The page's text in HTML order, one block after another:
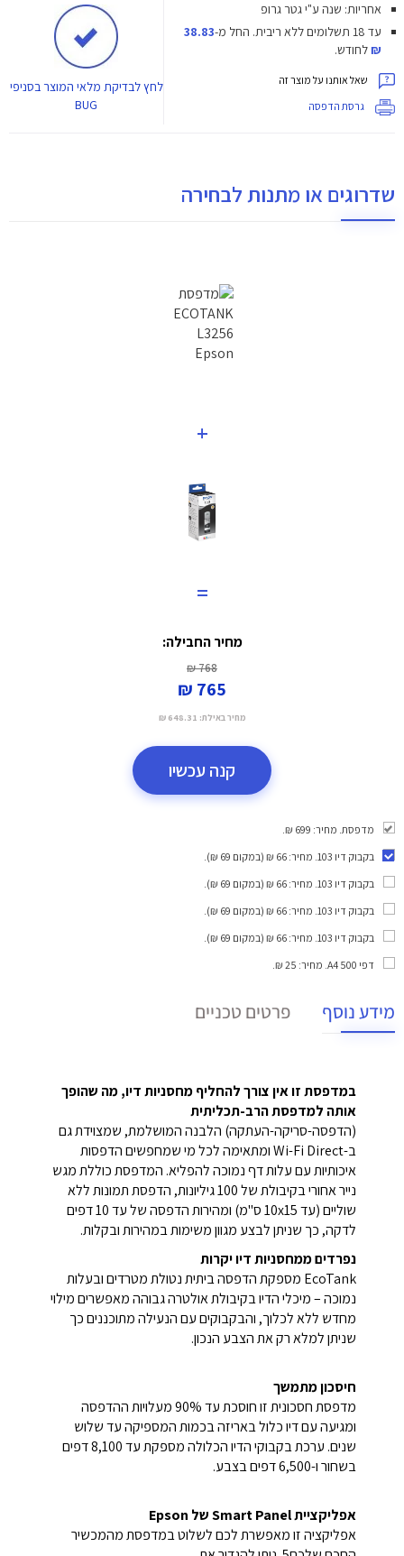
אחריות: שנה ע"י גטר גרופ
עד 18 תשלומים ללא ריבית.
החל מ-38.83
₪לחודש.
שאל אותנו על מוצר זה
גרסת הדפסה
לחץלבדיקת מלאי המוצר בסניפי
BUG
שדרוגים או מתנות לבחירה
+
=
מחיר החבילה:
768 ₪
765 ₪
מחיר באילת: 648.31 ₪
קנה עכשיו
מדפסת. מחיר: 699 ₪.
בקבוק דיו 103
. מחיר: 66 ₪ (במקום 69 ₪).
בקבוק דיו 103
. מחיר: 66 ₪ (במקום 69 ₪).
בקבוק דיו 103
. מחיר: 66 ₪ (במקום 69 ₪).
בקבוק דיו 103
. מחיר: 66 ₪ (במקום 69 ₪).
דפי A4 500
. מחיר: 25 ₪.
מידע נוסף פרטים טכניים
במדפסת זו אין צורך להחליף מחסניות דיו, מה שהופך
אותה למדפסת הרב-תכליתית
(הדפסה-סריקה-העתקה) הלבנה המושלמת, שמצוידת גם
ב-Wi-Fi Direct ומתאימה לכל מי שמחפשים הדפסות
איכותיות עם עלות דף נמוכה להפליא. המדפסת כוללת מגש
נייר אחורי בקיבולת של 100 גיליונות, הדפסת תמונות ללא
שוליים (עד 10x15 ס"מ) ומהירות הדפסה של עד 10 דפים
לדקה, כך שניתן לבצע מגוון משימות במהירות ובקלות.
נפרדים ממחסניות דיו יקרות
EcoTank מספקת הדפסה ביתית נטולת מטרדים ובעלות
נמוכה – מיכלי הדיו בקיבולת אולטרה גבוהה מאפשרים מילוי
מחדש ללא לכלוך, והבקבוקים עם הנעילה מתוכננים כך
שניתן למלא רק את הצבע הנכון.
חיסכון מתמשך
מדפסת חסכונית זו חוסכת עד 90% מעלויות ההדפסה
ומגיעה עם דיו כלול באריזה בכמות המספיקה עד שלוש
שנים. ערכת בקבוקי הדיו הכלולה מספקת עד 8,100 דפים
בשחור ו-6,500 דפים בצבע.
אפליקציית Smart Panel של Epson
אפליקציה זו מאפשרת לכם לשלוט במדפסת מהמכשיר